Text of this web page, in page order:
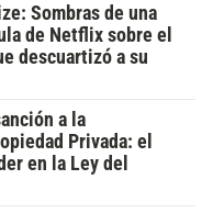
Sombras de una
de Netflix sobre el
descuartizó a su
a la
Privada: el
en la Ley del